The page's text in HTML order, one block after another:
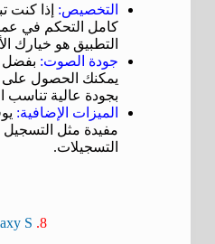
التخصيص: إذا كنت
كامل التحكم في
التطبيق هو خيارك
جودة الصوت: بفضل
يمكنك الحصول على
بجودة عالية تناسب
الميزات الإضافية:
مفيدة مثل التسجيل
التسجيلات.
8.